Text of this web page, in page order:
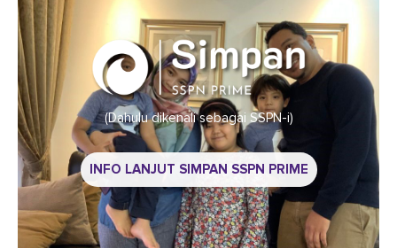
(Dahulu dikenali sebagai SSPN-i)
INFO LANJUT SIMPAN SSPN PRIME